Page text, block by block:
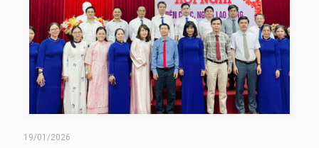
19/01/2026